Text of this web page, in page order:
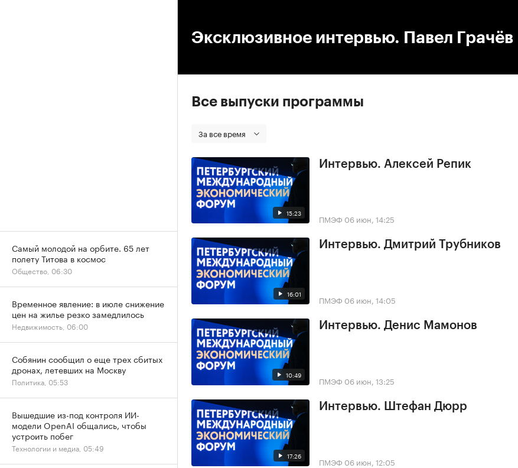
Эксклюзивное интервью. Павел Грачёв
Все выпуски программы
За все время
15:23
Интервью. Алексей Репик
ПМЭФ 06 июн, 14:25
16:01
Интервью. Дмитрий Трубников
ПМЭФ 06 июн, 14:05
10:49
Интервью. Денис Мамонов
ПМЭФ 06 июн, 13:25
17:26
Интервью. Штефан Дюрр
ПМЭФ 06 июн, 12:05
Самый молодой на орбите. 65 лет
полету Титова в космос
Общество, 06:30
Временное явление: в июле снижение
цен на жилье резко замедлилось
Недвижимость, 06:00
Собянин сообщил о еще трех сбитых
дронах, летевших на Москву
Политика, 05:53
Вышедшие из-под контроля ИИ-
модели OpenAI общались, чтобы
устроить побег
Технологии и медиа, 05:49